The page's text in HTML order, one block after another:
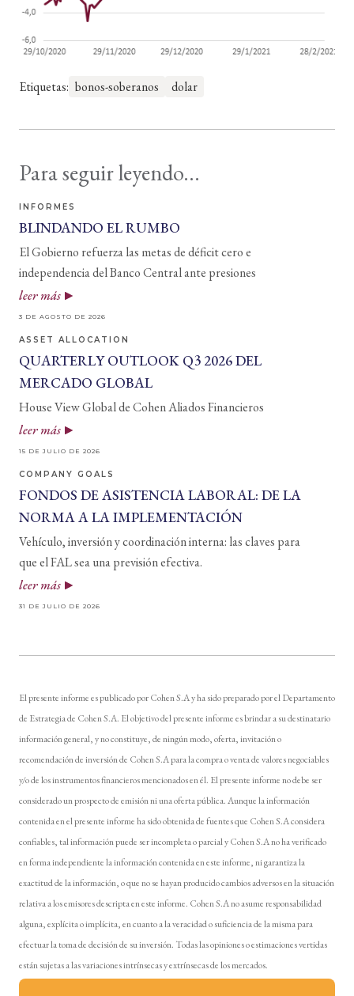
Etiquetas: bonos-soberanos dolar
Para seguir leyendo...
INFORMES
BLINDANDO EL RUMBO
El Gobierno refuerza las metas de déficit cero e
independencia del Banco Central ante presiones
leer más
3 DE AGOSTO DE 2026
ASSET ALLOCATION
QUARTERLY OUTLOOK Q3 2026 DEL
MERCADO GLOBAL
House View Global de Cohen Aliados Financieros
leer más
15 DE JULIO DE 2026
COMPANY GOALS
FONDOS DE ASISTENCIA LABORAL: DE LA
NORMA A LA IMPLEMENTACIÓN
Vehículo, inversión y coordinación interna: las claves para
que el FAL sea una previsión efectiva.
leer más
31 DE JULIO DE 2026
El presente informe es publicado por Cohen S.A y ha sido preparado por el Departamento
de Estrategia de Cohen S.A. El objetivo del presente informe es brindar a su destinatario
información general, y no constituye, de ningún modo, oferta, invitación o
recomendación de inversión de Cohen S.A para la compra o venta de valores negociables
y/o de los instrumentos financieros mencionados en él. El presente informe no debe ser
considerado un prospecto de emisión ni una oferta pública. Aunque la información
contenida en el presente informe ha sido obtenida de fuentes que Cohen S.A considera
confiables, tal información puede ser incompleta o parcial y Cohen S.A no ha verificado
en forma independiente la información contenida en este informe, ni garantiza la
exactitud de la información, o que no se hayan producido cambios adversos en la situación
relativa a los emisores descripta en este informe. Cohen S.A no asume responsabilidad
alguna, explícita o implícita, en cuanto a la veracidad o suficiencia de la misma para
efectuar la toma de decisión de su inversión. Todas las opiniones o estimaciones vertidas
están sujetas a las variaciones intrínsecas y extrínsecas de los mercados.